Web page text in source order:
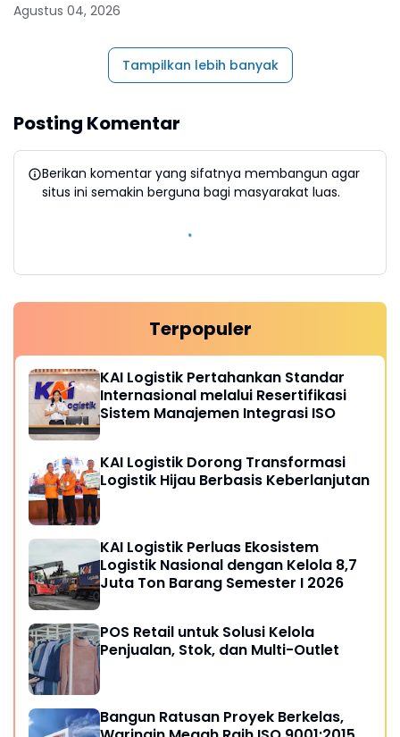
Agustus 04, 2026
Tampilkan lebih banyak
Posting Komentar
Berikan komentar yang sifatnya membangun agar
situs ini semakin berguna bagi masyarakat luas.
Terpopuler
KAI Logistik Pertahankan Standar
Internasional melalui Resertifikasi
Sistem Manajemen Integrasi ISO
KAI Logistik Dorong Transformasi
Logistik Hijau Berbasis Keberlanjutan
KAI Logistik Perluas Ekosistem
Logistik Nasional dengan Kelola 8,7
Juta Ton Barang Semester I 2026
POS Retail untuk Solusi Kelola
Penjualan, Stok, dan Multi-Outlet
Bangun Ratusan Proyek Berkelas,